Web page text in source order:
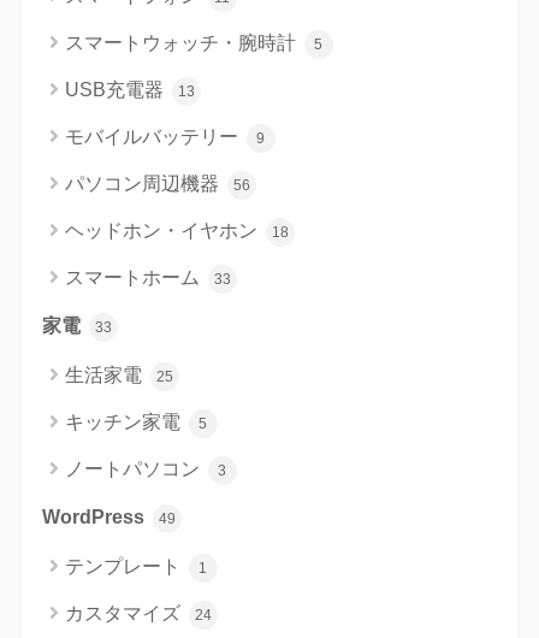
スマートウォッチ・腕時計 5
USB充電器 13
モバイルバッテリー 9
パソコン周辺機器 56
ヘッドホン・イヤホン 18
スマートホーム 33
家電 33
生活家電 25
キッチン家電 5
ノートパソコン 3
WordPress 49
テンプレート 1
カスタマイズ 24